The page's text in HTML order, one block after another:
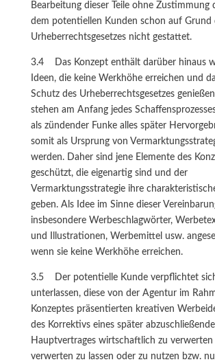
Bearbeitung dieser Teile ohne Zustimmung
dem potentiellen Kunden schon auf Grund
Urheberrechtsgesetzes nicht gestattet.
3.4 Das Konzept enthält darüber hinaus
Ideen, die keine Werkhöhe erreichen und
Schutz des Urheberrechtsgesetzes
stehen am Anfang jedes
als zündender Funke alles später
somit als Ursprung von
werden. Daher sind jene Elemente des
geschützt, die eigenartig sind und der
Vermarktungsstrategie ihre
geben. Als Idee im Sinne dieser
insbesondere Werbeschlagwörter,
und Illustrationen, Werbemittel usw.
wenn sie keine Werkhöhe erreichen.
3.5 Der potentielle Kunde verpflichtet
unterlassen, diese von der Agentur im
Konzeptes präsentierten kreativen
des Korrektivs eines später
Hauptvertrages wirtschaftlich zu verwerten
verwerten zu lassen oder zu nutzen bzw.